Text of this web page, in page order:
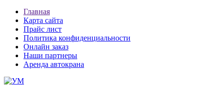
Главная
Карта сайта
Прайс лист
Политика конфиденциальности
Онлайн заказ
Наши партнеры
Аренда автокрана